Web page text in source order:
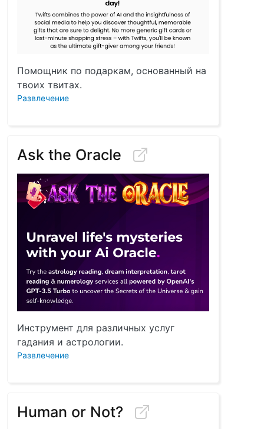
Помощник по подаркам, основанный на
твоих твитах.
Развлечение
Ask the Oracle
Инструмент для различных услуг
гадания и астрологии.
Развлечение
Human or Not?